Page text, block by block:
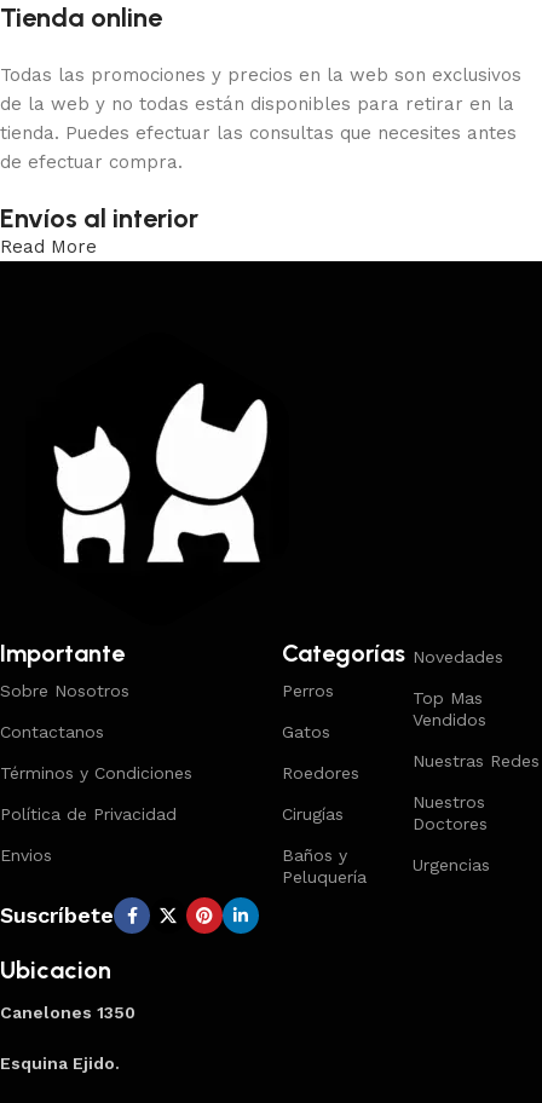
Tienda online
Todas las promociones y precios en la web son exclusivos
de la web y no todas están disponibles para retirar en la
tienda. Puedes efectuar las consultas que necesites antes
de efectuar compra.
Envíos al interior
Read More
Importante
Sobre Nosotros
Contactanos
Términos y Condiciones
Política de Privacidad
Envios
Categorías
Perros
Gatos
Roedores
Cirugías
Baños y
Peluquería
Novedades
Top Mas
Vendidos
Nuestras Redes
Nuestros
Doctores
Urgencias
Suscríbete
Ubicacion
Canelones 1350
Esquina Ejido.